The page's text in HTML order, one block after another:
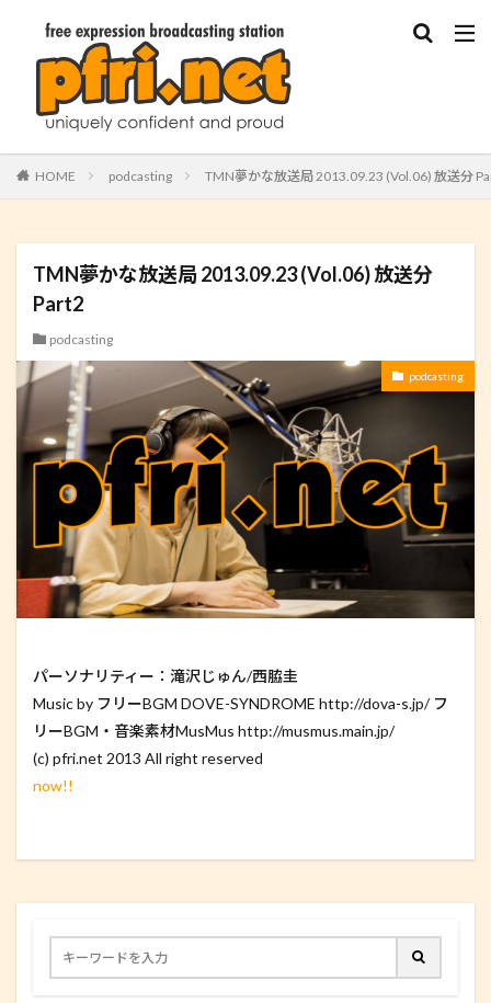
HOME podcasting TMN夢かな放送局 2013.09.23 (Vol.06) 放送分
TMN夢かな放送局 2013.09.23 (Vol.06) 放送分
Part2
podcasting
podcasting
パーソナリティー：滝沢じゅん/西脇圭
Music by フリーBGM DOVE-SYNDROME http://dova-s.jp/ フ
リーBGM・音楽素材MusMus http://musmus.main.jp/
(c) pfri.net 2013 All right reserved
now!!